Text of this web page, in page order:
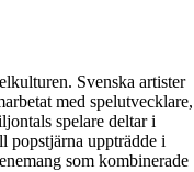
Svenska artister
med spelutvecklare,
spelare deltar i
popstjärna uppträdde i
som kombinerade